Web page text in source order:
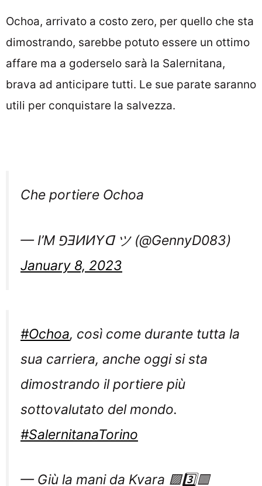
Ochoa, arrivato a costo zero, per quello che sta
dimostrando, sarebbe potuto essere un ottimo
affare ma a goderselo sarà la Salernitana,
brava ad anticipare tutti. Le sue parate saranno
utili per conquistare la salvezza.
Che portiere Ochoa
— I’M ⅁ƎИИYᗡ ツ (@GennyD083)
January 8, 2023
#Ochoa, così come durante tutta la
sua carriera, anche oggi si sta
dimostrando il portiere più
sottovalutato del mondo.
#SalernitanaTorino
— Giù la mani da Kvara 🟩3️⃣🟥